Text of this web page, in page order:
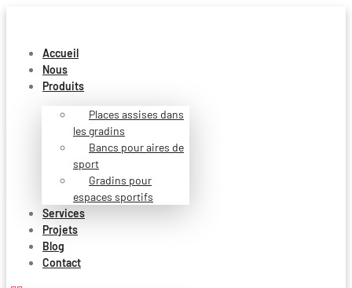
Accueil
Nous
Produits
Places assises dans
les gradins
Bancs pour aires de
sport
Gradins pour
espaces sportifs
Services
Projets
Blog
Contact